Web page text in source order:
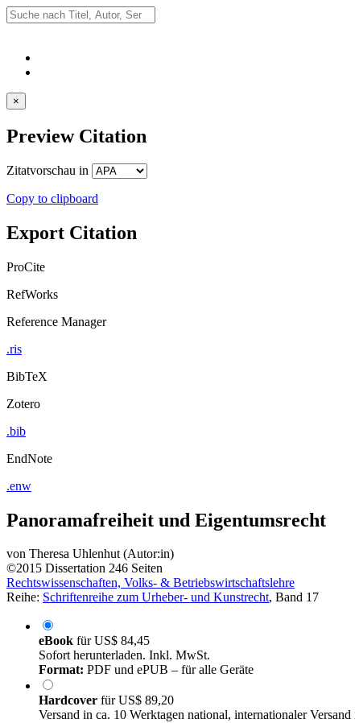
×
Preview Citation
Zitatvorschau in
Copy to clipboard
Export Citation
ProCite
RefWorks
Reference Manager
.ris
BibTeX
Zotero
.bib
EndNote
.enw
Panoramafreiheit und Eigentumsrecht
von Theresa Uhlenhut (Autor:in)
©2015 Dissertation 246 Seiten
Rechtswissenschaften, Volks- & Betriebswirtschaftslehre
Reihe: Schriftenreihe zum Urheber- und Kunstrecht, Band 17
eBook fürUS$ 84,45
Sofort herunterladen. Inkl. MwSt.
Format: PDF und ePUB – für alle Geräte
Hardcover fürUS$ 89,20
Versand in ca. 10 Werktagen national, internationaler